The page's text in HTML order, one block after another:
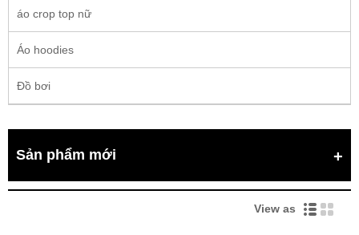
áo crop top nữ
Áo hoodies
Đồ bơi
Sản phẩm mới
View as